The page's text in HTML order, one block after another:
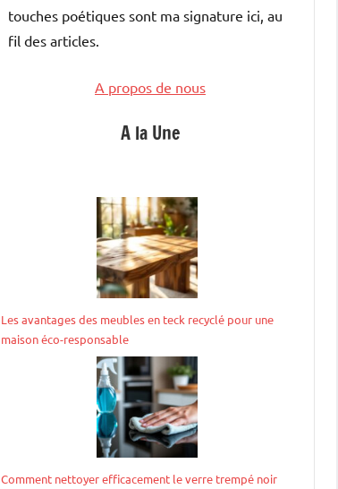
touches poétiques sont ma signature ici, au
fil des articles.
A propos de nous
A la Une
Les avantages des meubles en teck recyclé pour une
maison éco-responsable
Comment nettoyer efficacement le verre trempé noir